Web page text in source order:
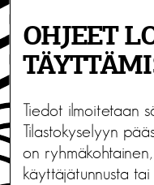
OHJEET
Tiedot ilmoitetaan
Tilastokyselyyn
on
käyttäjätunnusta